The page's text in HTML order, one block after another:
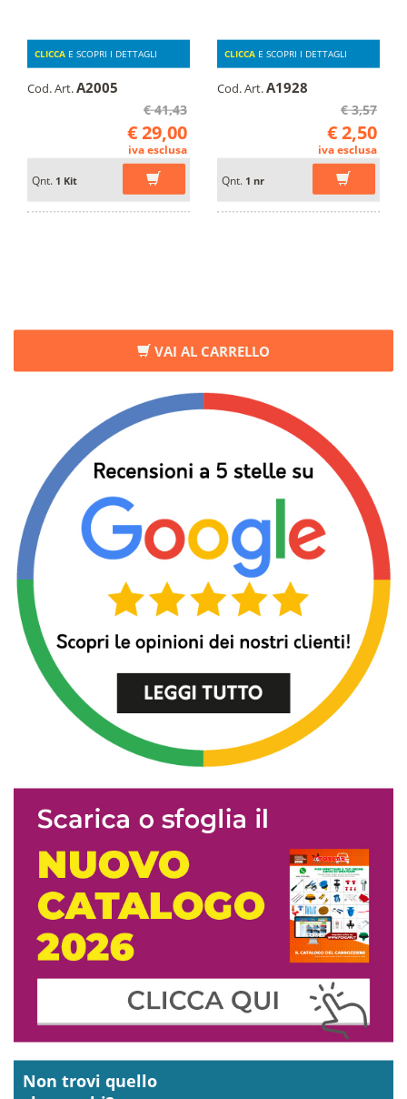
VAI AL CARRELLO
Non trovi quello
CLICCA E SCOPRI I DETTAGLI
Cod. Art.A2005
€ 41,43
€ 29,00
iva esclusa
Qnt. 1 Kit
CLICCA E SCOPRI I DETTAGLI
Cod. Art.A1928
€ 3,57
€ 2,50
iva esclusa
Qnt. 1 nr